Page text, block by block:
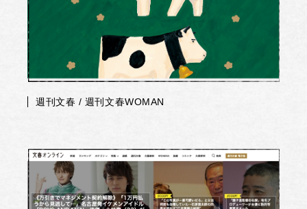
週刊文春 / 週刊文春WOMAN